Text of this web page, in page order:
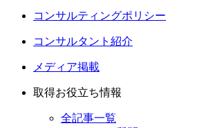
コンサルティングポリシー
コンサルタント紹介
メディア掲載
取得お役立ち情報
全記事一覧